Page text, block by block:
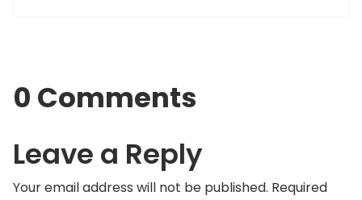
0 Comments
Leave a Reply
Your email address will not be published. Required